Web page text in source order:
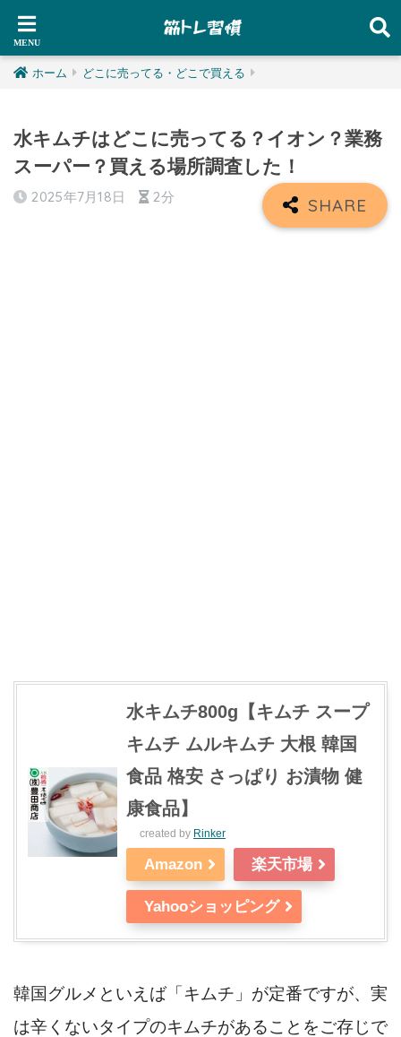
ホーム どこに売ってる・どこで買える
水キムチはどこに売ってる？イオン？業務
スーパー？買える場所調査した！
2025年7月18日 2分
水キムチ800g【キムチ スープ
キムチ ムルキムチ 大根 韓国
食品 格安 さっぱり お漬物 健
康食品】
created by Rinker
Amazon 楽天市場
Yahooショッピング
韓国グルメといえば「キムチ」が定番ですが、実
は辛くないタイプのキムチがあることをご存じで